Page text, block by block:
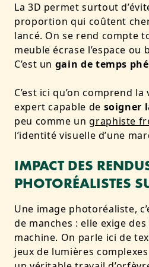
La 3D permet surtout
proportion qui coûtent
lancé. On se rend compte
meuble écrase l’espace ou
C’est un gain de temps
C’est ici qu’on comprend
expert capable de soigner
peu comme ungraphiste
l’identité visuelle d’une
IMPACT DES
PHOTORÉALISTES
Une image photoréaliste,
de manches : elle exige
machine. On parle ici de
jeux de lumières